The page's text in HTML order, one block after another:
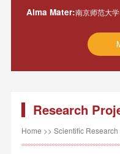
Alma Mater:南京师范大学
Research
Home >> Scientific Research